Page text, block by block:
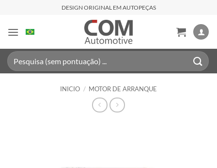
contenido
DESIGN ORIGINAL EM AUTOPEÇAS
Buscar
por:
INICIO / MOTOR DE ARRANQUE